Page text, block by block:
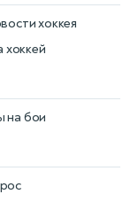
хоккея
хоккей
на бои